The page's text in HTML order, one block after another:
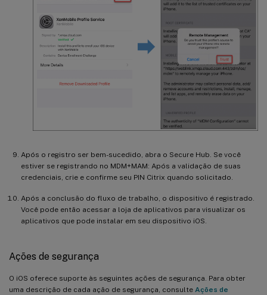
Após o registro ser bem-sucedido, abra o Secure Hub. Se você
estiver se registrando no MDM+MAM: Após a validação de suas
credenciais, crie e confirme seu PIN Citrix quando solicitado.
Após a conclusão do fluxo de trabalho, o dispositivo é registrado.
Você pode então acessar a loja de aplicativos para visualizar os
aplicativos que pode instalar em seu dispositivo iOS.
Ações de segurança
O iOS oferece suporte às seguintes ações de segurança. Para obter
uma descrição de cada ação de segurança, consulte Ações de